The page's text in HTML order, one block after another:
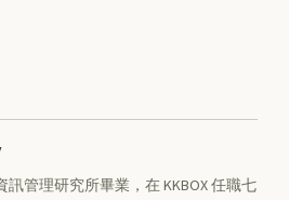
訊管理研究所畢業，在 KKBOX 任職七